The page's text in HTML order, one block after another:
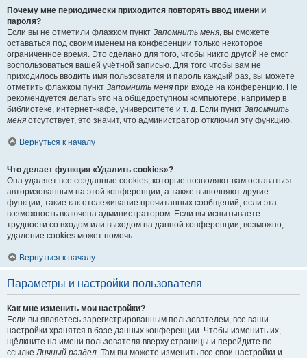
Почему мне периодически приходится повторять ввод имени и
пароля?
Если вы не отметили флажком пункт Запомнить меня, вы сможете
оставаться под своим именем на конференции только некоторое
ограниченное время. Это сделано для того, чтобы никто другой не смог
воспользоваться вашей учётной записью. Для того чтобы вам не
приходилось вводить имя пользователя и пароль каждый раз, вы можете
отметить флажком пункт Запомнить меня при входе на конференцию. Не
рекомендуется делать это на общедоступном компьютере, например в
библиотеке, интернет-кафе, университете и т. д. Если пункт Запомнить
меня отсутствует, это значит, что администратор отключил эту функцию.
Вернуться к началу
Что делает функция «Удалить cookies»?
Она удаляет все созданные cookies, которые позволяют вам оставаться
авторизованным на этой конференции, а также выполняют другие
функции, такие как отслеживание прочитанных сообщений, если эта
возможность включена администратором. Если вы испытываете
трудности со входом или выходом на данной конференции, возможно,
удаление cookies может помочь.
Вернуться к началу
Параметры и настройки пользователя
Как мне изменить мои настройки?
Если вы являетесь зарегистрированным пользователем, все ваши
настройки хранятся в базе данных конференции. Чтобы изменить их,
щёлкните на имени пользователя вверху страницы и перейдите по
ссылкеЛичный раздел. Там вы можете изменить все свои настройки и